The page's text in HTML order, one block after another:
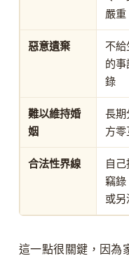
嚴重
惡意遺棄
不給
的
錄
難以維持婚
姻
長期
方
合法性界線
自
竊錄
或另
這一點很關鍵，因為